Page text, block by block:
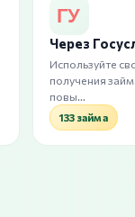
Через
Используйте
получения
повы…
133 займа